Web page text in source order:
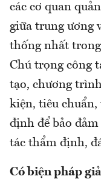
các cơ quan
giữa trung ương
thống nhất
Chú trọng công
tạo, chương
kiện, tiêu
định để bảo
tác thẩm định,
Có biện pháp